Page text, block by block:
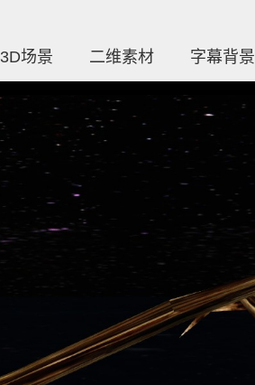
3D场景 二维素材 字幕背景